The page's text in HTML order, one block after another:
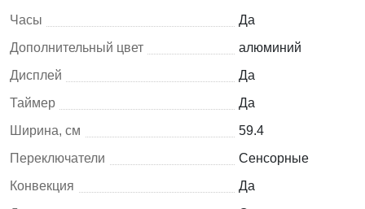
Часы
Да
Дополнительный цвет
алюминий
Дисплей
Да
Таймер
Да
Ширина, см
59.4
Переключатели
Сенсорные
Конвекция
Да